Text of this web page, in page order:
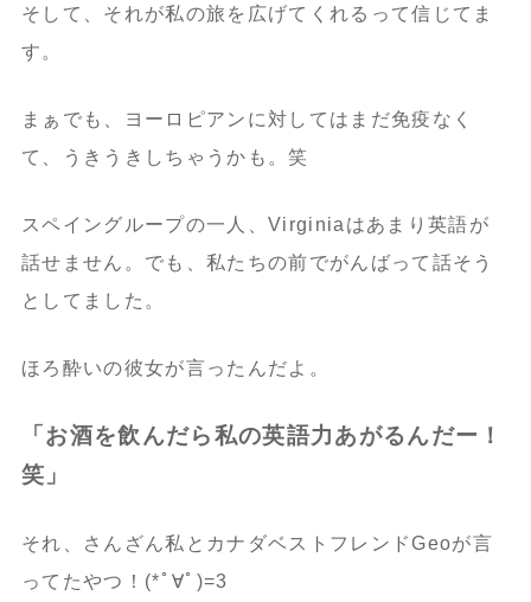
そして、それが私の旅を広げてくれるって信じてま
す。
まぁでも、ヨーロピアンに対してはまだ免疫なく
て、うきうきしちゃうかも。笑
スペイングループの一人、Virginiaはあまり英語が
話せません。でも、私たちの前でがんばって話そう
としてました。
ほろ酔いの彼女が言ったんだよ。
「お酒を飲んだら私の英語力あがるんだー！
笑」
それ、さんざん私とカナダベストフレンドGeoが言
ってたやつ！(*ﾟ∀ﾟ)=3